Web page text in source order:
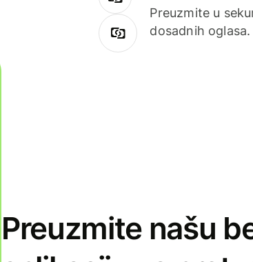
Preuzmite u
dosadnih oglasa.
Preuzmite našu